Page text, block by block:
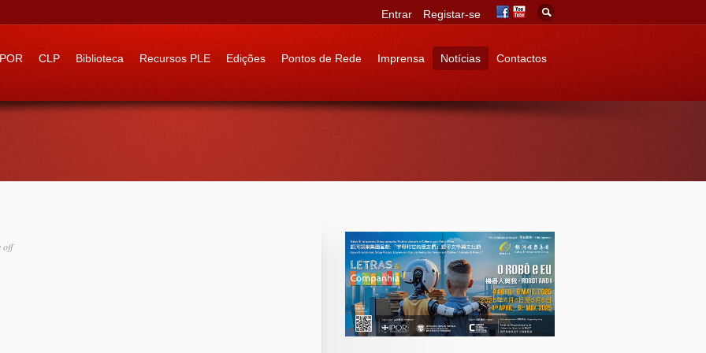
to: CLP Biblioteca Recursos PLE Edições Pontos de Rede Imprensa Notícias Contactos
Entrar Registar-se
off